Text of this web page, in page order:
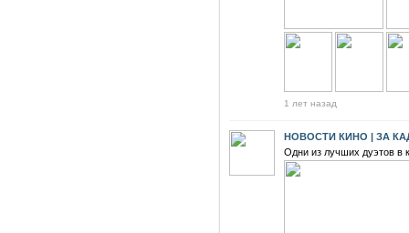
1 лет назад
НОВОСТИ КИНО | ЗА
Одни из лучших дуэтов в